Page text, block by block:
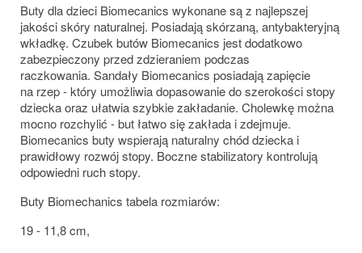
Buty dla dzieci Biomecanics wykonane są z najlepszej
jakości skóry naturalnej. Posiadają skórzaną, antybakteryjną
wkładkę. Czubek butów Biomecanics jest dodatkowo
zabezpieczony przed zdzieraniem podczas
raczkowania. Sandały Biomecanics posiadają zapięcie
na rzep - który umożliwia dopasowanie do szerokości stopy
dziecka oraz ułatwia szybkie zakładanie. Cholewkę można
mocno rozchylić - but łatwo się zakłada i zdejmuje.
Biomecanics buty wspierają naturalny chód dziecka i
prawidłowy rozwój stopy. Boczne stabilizatory kontrolują
odpowiedni ruch stopy.
Buty Biomechanics tabela rozmiarów:
19 - 11,8 cm,